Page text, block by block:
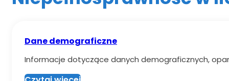
Dane demograficzne
Informacje dotyczące danych demograficznych,